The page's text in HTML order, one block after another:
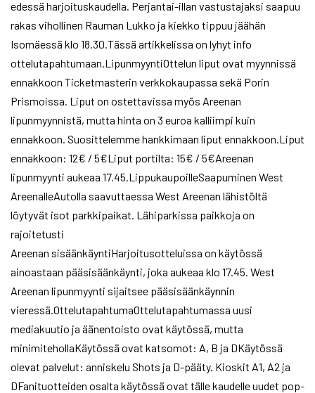
edessä harjoituskaudella. Perjantai-illan vastustajaksi saapuu
rakas vihollinen Rauman Lukko ja kiekko tippuu jäähän
Isomäessä klo 18.30.Tässä artikkelissa on lyhyt info
ottelutapahtumaan.LipunmyyntiOttelun liput ovat myynnissä
ennakkoon Ticketmasterin verkkokaupassa sekä Porin
Prismoissa. Liput on ostettavissa myös Areenan
lipunmyynnistä, mutta hinta on 3 euroa kalliimpi kuin
ennakkoon. Suosittelemme hankkimaan liput ennakkoon.Liput
ennakkoon: 12€ / 5€Liput portilta: 15€ / 5€Areenan
lipunmyynti aukeaa 17.45.LippukaupoilleSaapuminen West
AreenalleAutolla saavuttaessa West Areenan lähistöltä
löytyvät isot parkkipaikat. Lähiparkissa paikkoja on
rajoitetusti
Areenan sisäänkäyntiHarjoitusotteluissa on käytössä
ainoastaan pääsisäänkäynti, joka aukeaa klo 17.45. West
Areenan lipunmyynti sijaitsee pääsisäänkäynnin
vieressä.OttelutapahtumaOttelutapahtumassa uusi
mediakuutio ja äänentoisto ovat käytössä, mutta
minimitehollaKäytössä ovat katsomot: A, B ja DKäytössä
olevat palvelut: anniskelu Shots ja D-pääty. Kioskit A1, A2 ja
DFanituotteiden osalta käytössä ovat tälle kaudelle uudet pop-